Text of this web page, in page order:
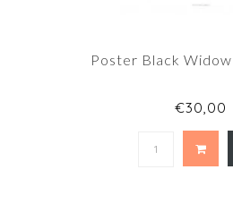
Poster Black
€30,00